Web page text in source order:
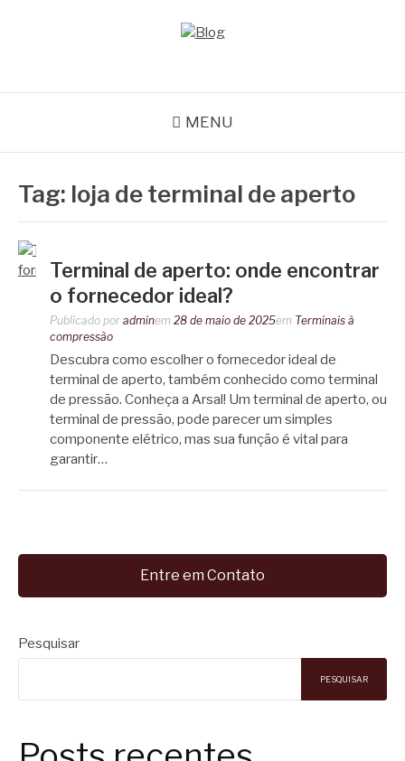
MENU
Tag: loja de terminal de aperto
Terminal de aperto: onde encontrar
o fornecedor ideal?
Publicado por adminem 28 de maio de 2025em Terminais à
compressão
Descubra como escolher o fornecedor ideal de
terminal de aperto, também conhecido como terminal
de pressão. Conheça a Arsal! Um terminal de aperto, ou
terminal de pressão, pode parecer um simples
componente elétrico, mas sua função é vital para
garantir…
Entre em Contato
Pesquisar
PESQUISAR